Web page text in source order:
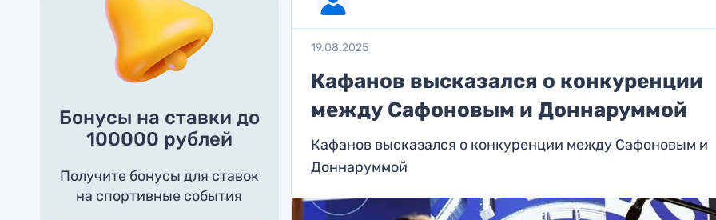
Бонусы на ставки до
100000 рублей
Получите бонусы для ставок
на спортивные события
19.08.2025
Кафанов высказался о конкуренции
между Сафоновым и Доннаруммой
Кафанов высказался о конкуренции между Сафоновым и
Доннаруммой